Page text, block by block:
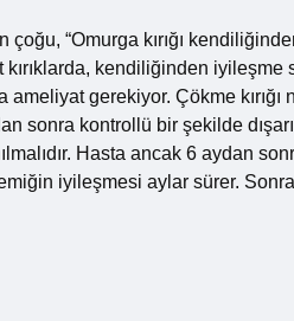
“Omurga kırığı
kendiliğinden iyileşme
ameliyat gerekiyor. Çökme
sonra kontrollü bir şekilde
Hasta ancak 6 aydan
iyileşmesi aylar sürer.